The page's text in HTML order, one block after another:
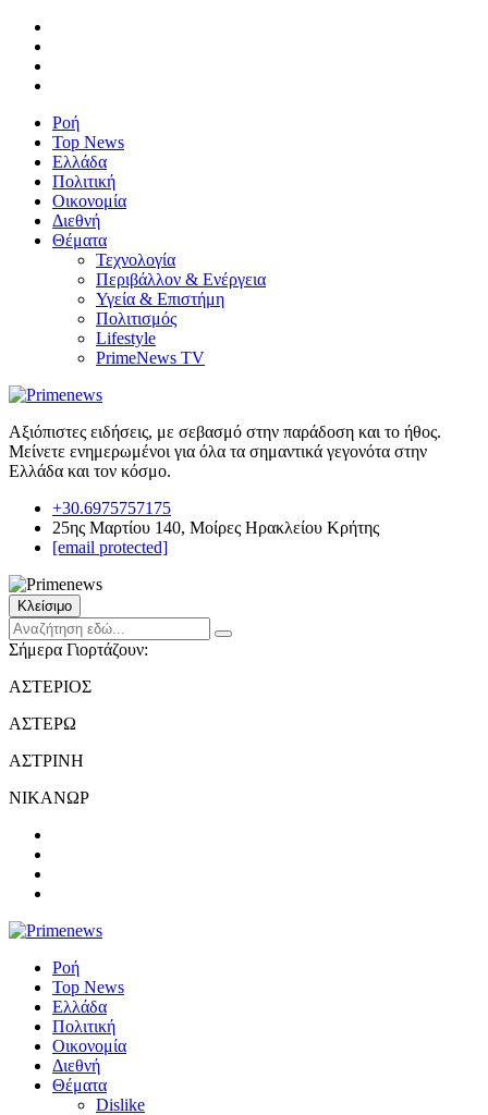
Ροή
Top News
Ελλάδα
Πολιτική
Οικονομία
Διεθνή
Θέματα
Τεχνολογία
Περιβάλλον & Ενέργεια
Υγεία & Επιστήμη
Πολιτισμός
Lifestyle
PrimeNews TV
Αξιόπιστες ειδήσεις, με σεβασμό στην παράδοση και το ήθος.
Μείνετε ενημερωμένοι για όλα τα σημαντικά γεγονότα στην
Ελλάδα και τον κόσμο.
+30.6975757175
25ης Μαρτίου 140, Μοίρες Ηρακλείου Κρήτης
[email protected]
Κλείσιμο
Σήμερα Γιορτάζουν:
ΑΣΤΕΡΙΟΣ
ΑΣΤΕΡΩ
ΑΣΤΡΙΝΗ
ΝΙΚΑΝΩΡ
Ροή
Top News
Ελλάδα
Πολιτική
Οικονομία
Διεθνή
Θέματα
Dislike